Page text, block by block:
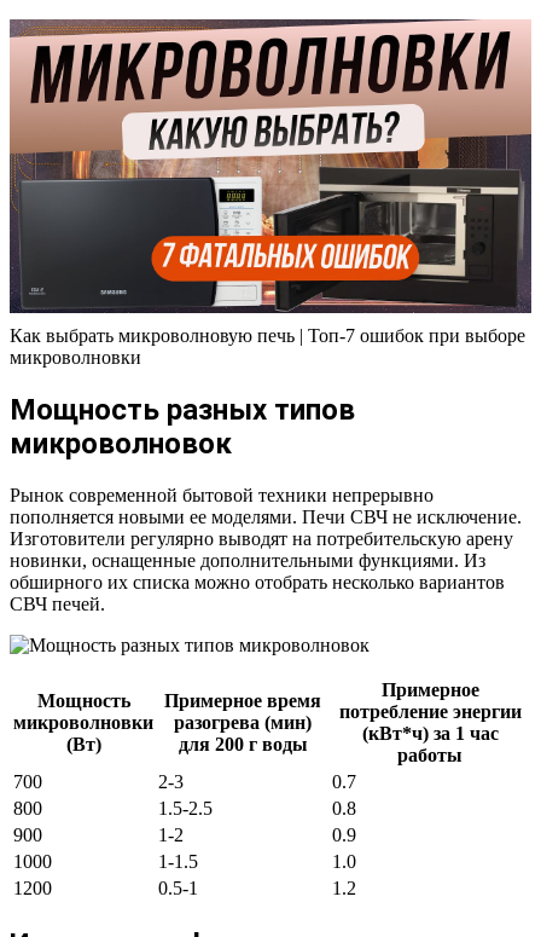
Как выбрать микроволновую печь | Топ-7 ошибок при выборе
микроволновки
Мощность разных типов
микроволновок
Рынок современной бытовой техники непрерывно
пополняется новыми ее моделями. Печи СВЧ не исключение.
Изготовители регулярно выводят на потребительскую арену
новинки, оснащенные дополнительными функциями. Из
обширного их списка можно отобрать несколько вариантов
СВЧ печей.
Мощность
микроволновки
(Вт)
Примерное время
разогрева (мин)
для 200 г воды
Примерное
потребление энергии
(кВт*ч) за 1 час
работы
700
2-3
0.7
800
1.5-2.5
0.8
900
1-2
0.9
1000
1-1.5
1.0
1200
0.5-1 1.2